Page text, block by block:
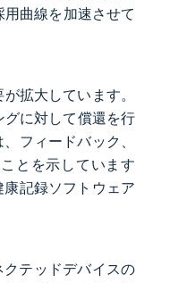
曲線を加速させて
拡大しています。
グに対して償還を行
フィードバック、
とを示しています
康記録ソフトウェア
クテッドデバイスの